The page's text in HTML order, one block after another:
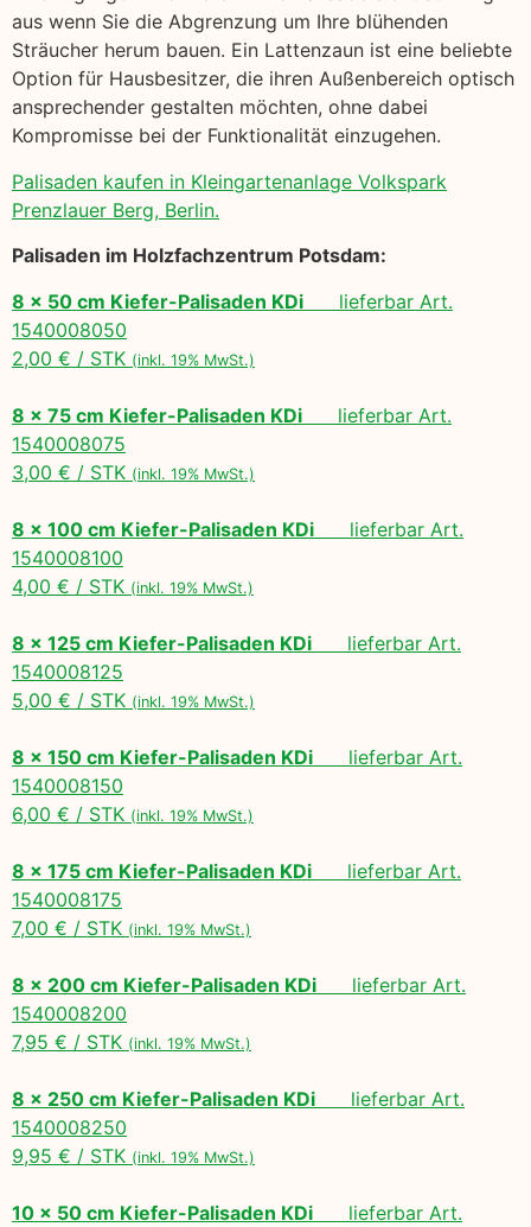
aus wenn Sie die Abgrenzung um Ihre blühenden
Sträucher herum bauen. Ein Lattenzaun ist eine beliebte
Option für Hausbesitzer, die ihren Außenbereich optisch
ansprechender gestalten möchten, ohne dabei
Kompromisse bei der Funktionalität einzugehen.
Palisaden kaufen in Kleingartenanlage Volkspark
Prenzlauer Berg, Berlin.
Palisaden im Holzfachzentrum Potsdam:
8 x 50 cm Kiefer-Palisaden KDi lieferbar Art.
1540008050
2,00 € / STK (inkl. 19% MwSt.)
8 x 75 cm Kiefer-Palisaden KDi lieferbar Art.
1540008075
3,00 € / STK (inkl. 19% MwSt.)
8 x 100 cm Kiefer-Palisaden KDi lieferbar Art.
1540008100
4,00 € / STK (inkl. 19% MwSt.)
8 x 125 cm Kiefer-Palisaden KDi lieferbar Art.
1540008125
5,00 € / STK (inkl. 19% MwSt.)
8 x 150 cm Kiefer-Palisaden KDi lieferbar Art.
1540008150
6,00 € / STK (inkl. 19% MwSt.)
8 x 175 cm Kiefer-Palisaden KDi lieferbar Art.
1540008175
7,00 € / STK (inkl. 19% MwSt.)
8 x 200 cm Kiefer-Palisaden KDi lieferbar Art.
1540008200
7,95 € / STK (inkl. 19% MwSt.)
8 x 250 cm Kiefer-Palisaden KDi lieferbar Art.
1540008250
9,95 € / STK (inkl. 19% MwSt.)
10 x 50 cm Kiefer-Palisaden KDi lieferbar Art.